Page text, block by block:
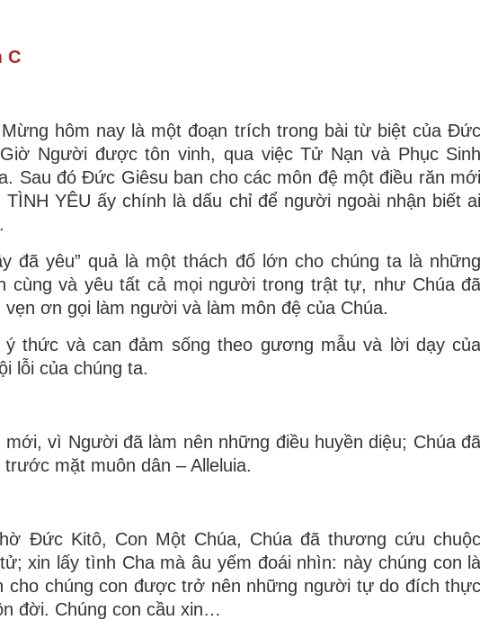
C
hôm nay là một đoạn trích trong bài từ biệt của Đức
Người được tôn vinh, qua việc Tử Nạn và Phục Sinh
Sau đó Đức Giêsu ban cho các môn đệ một điều răn mới
TÌNH YÊU ấy chính là dấu chỉ để người ngoài nhận biết ai
đã yêu” quả là một thách đố lớn cho chúng ta là những
cùng và yêu tất cả mọi người trong trật tự, như Chúa đã
ơn gọi làm người và làm môn đệ của Chúa.
thức và can đảm sống theo gương mẫu và lời dạy của
lỗi của chúng ta.
vì Người đã làm nên những điều huyền diệu; Chúa đã
mặt muôn dân – Alleluia.
Ðức Kitô, Con Một Chúa, Chúa đã thương cứu chuộc
xin lấy tình Cha mà âu yếm đoái nhìn: này chúng con là
cho chúng con được trở nên những người tự do đích thực
đời. Chúng con cầu xin…